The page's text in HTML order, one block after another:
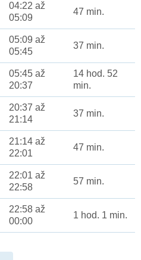
04:22 až
05:09
47 min.
05:09 až
05:45
37 min.
05:45 až
20:37
14 hod. 52
min.
20:37 až
21:14
37 min.
21:14 až
22:01
47 min.
22:01 až
22:58
57 min.
22:58 až
00:00
1 hod. 1 min.